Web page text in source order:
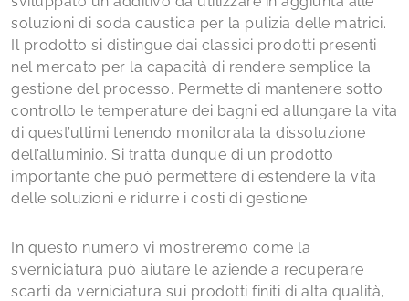
soluzioni di soda caustica per la pulizia delle matrici.
Il prodotto si distingue dai classici prodotti presenti
nel mercato per la capacità di rendere semplice la
gestione del processo. Permette di mantenere sotto
controllo le temperature dei bagni ed allungare la vita
di quest’ultimi tenendo monitorata la dissoluzione
dell’alluminio. Si tratta dunque di un prodotto
importante che può permettere di estendere la vita
delle soluzioni e ridurre i costi di gestione.
In questo numero vi mostreremo come la
sverniciatura può aiutare le aziende a recuperare
scarti da verniciatura sui prodotti finiti di alta qualità,